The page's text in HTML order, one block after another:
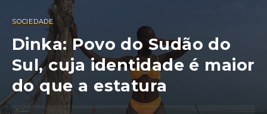
SOCIEDADE
Dinka: Povo do Sudão do
Sul, cuja identidade é maior
do que a estatura